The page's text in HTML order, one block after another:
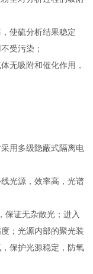
使硫分析结果稳定
受污染；
无吸附和催化作用，
用多级隐蔽式隔离电
光源，效率高，光谱
证无杂散光；进入
；光源内部的聚光装
保护光源稳定，防氧